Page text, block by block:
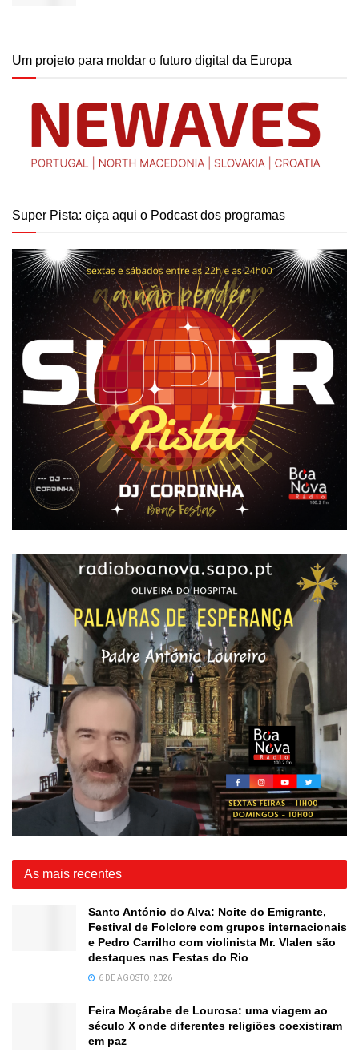
Um projeto para moldar o futuro digital da Europa
Super Pista: oiça aqui o Podcast dos programas
As mais recentes
Santo António do Alva: Noite do Emigrante,
Festival de Folclore com grupos internacionais
e Pedro Carrilho com violinista Mr. Vlalen são
destaques nas Festas do Rio
6 DE AGOSTO, 2026
Feira Moçárabe de Lourosa: uma viagem ao
século X onde diferentes religiões coexistiram
em paz